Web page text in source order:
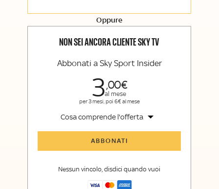
Sport e Sky TG24
La newsletter esclusiva di Sky Sport
Oppure
NON SEI ANCORA CLIENTE SKY TV
Abbonati a Sky Sport Insider
300
al mese
per 3 mesi, poi 6€ al mese
Cosa comprende l'offerta
Sport
La newsletter esclusiva di Sky Sport
ABBONATI
Nessun vincolo, disdici quando vuoi